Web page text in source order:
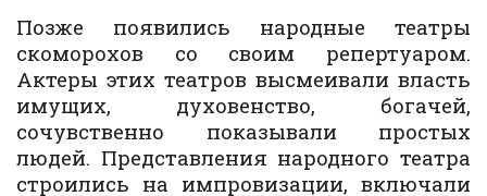
Позже появились народные театры
скоморохов со своим репертуаром.
Актеры этих театров высмеивали власть
имущих, духовенство, богачей,
сочувственно показывали простых
людей. Представления народного театра
строились на импровизации, включали